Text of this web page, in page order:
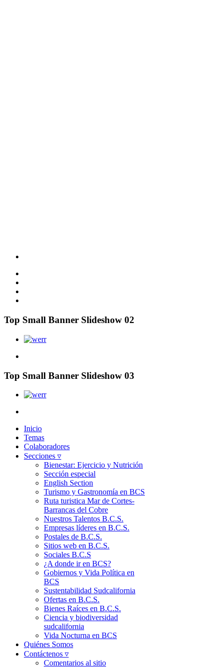
Top Small Banner Slideshow 02
Top Small Banner Slideshow 03
Inicio
Temas
Colaboradores
Secciones ▿
Bienestar: Ejercicio y Nutrición
Sección especial
English Section
Turismo y Gastronomía en BCS
Ruta turistica Mar de Cortes-
Barrancas del Cobre
Nuestros Talentos B.C.S.
Empresas líderes en B.C.S.
Postales de B.C.S.
Sitios web en B.C.S.
Sociales B.C.S
¿A donde ir en BCS?
Gobiernos y Vida Política en
BCS
Sustentabilidad Sudcalifornia
Ofertas en B.C.S.
Bienes Raíces en B.C.S.
Ciencia y biodiversidad
sudcalifornia
Vida Nocturna en BCS
Quiénes Somos
Contáctenos ▿
Comentarios al sitio